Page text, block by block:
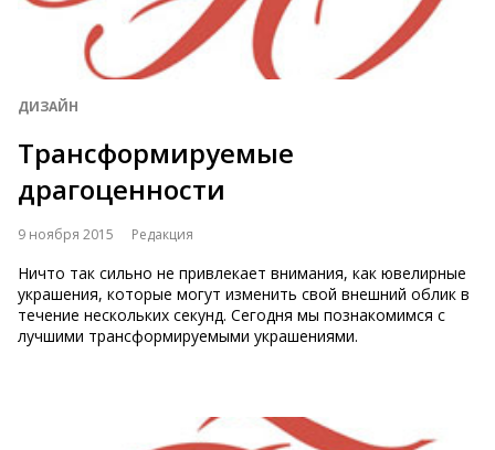
ДИЗАЙН
Трансформируемые
драгоценности
9 ноября 2015 Редакция
Ничто так сильно не привлекает внимания, как ювелирные
украшения, которые могут изменить свой внешний облик в
течение нескольких секунд. Сегодня мы познакомимся с
лучшими трансформируемыми украшениями.